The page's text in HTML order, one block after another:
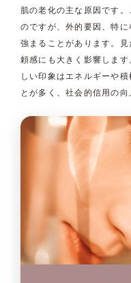
肌の老化の主な原因です
のですが、外的要因、特
強まることがあります。
頼感にも大きく影響しま
しい印象はエネルギーや
とが多く、社会的信用の